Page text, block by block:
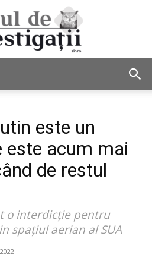
este un
este acum mai
de restul
o interdicţie pentru
spaţiul aerian al SUA